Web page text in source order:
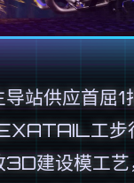
导站供应首
工步
3D建设模工